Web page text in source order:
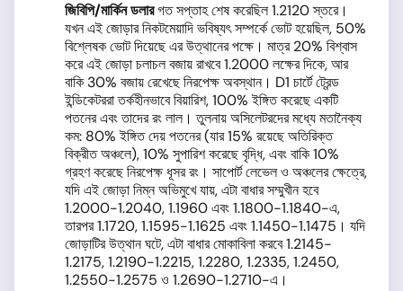
জিবিপি/মার্কিন ডলারগত সপ্তাহ শেষ করেছিল 1.2120 স্তরে।
যখন এই জোড়ার নিকটমেয়াদি ভবিষ্যৎ সম্পর্কে ভোট হয়েছিল, 50%
বিশ্লেষক ভোট দিয়েছে এর উত্থানের পক্ষে। মাত্র 20% বিশ্বাস
করে এই জোড়া চলাচল বজায় রাখবে 1.2000 লক্ষের দিকে, আর
বাকি 30% বজায় রেখেছে নিরপেক্ষ অবস্থান। D1 চার্টে ট্রেন্ড
ইন্ডিকেটররা তর্কহীনভাবে বিয়ারিশ, 100% ইঙ্গিত করেছে একটি
পতনের এবং তাদের রং লাল। তুলনায় অসিলেটরদের মধ্যে মতানৈক্য
কম: 80% ইঙ্গিত দেয় পতনের (যার 15% রয়েছে অতিরিক্ত
বিক্রীত অঞ্চলে), 10% সুপারিশ করেছে বৃদ্ধি, এবং বাকি 10%
গ্রহণ করেছে নিরপেক্ষ ধূসর রং। সাপোর্ট লেভেল ও অঞ্চলের ক্ষেত্রে,
যদি এই জোড়া নিম্ন অভিমুখে যায়, এটা বাধার সম্মুখীন হবে
1.2000-1.2040, 1.1960 এবং 1.1800-1.1840-এ,
তারপর 1.1720, 1.1595-1.1625 এবং 1.1450-1.1475। যদি
জোড়াটির উত্থান ঘটে, এটা বাধার মোকাবিলা করবে 1.2145-
1.2175, 1.2190-1.2215, 1.2280, 1.2335, 1.2450,
1.2550-1.2575 ও 1.2690-1.2710-এ।